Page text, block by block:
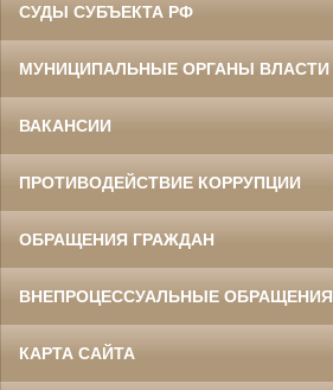
СУДЫ СУБЪЕКТА РФ
МУНИЦИПАЛЬНЫЕ ОРГАНЫ ВЛАСТИ
ВАКАНСИИ
ПРОТИВОДЕЙСТВИЕ КОРРУПЦИИ
ОБРАЩЕНИЯ ГРАЖДАН
ВНЕПРОЦЕССУАЛЬНЫЕ ОБРАЩЕНИЯ
КАРТА САЙТА